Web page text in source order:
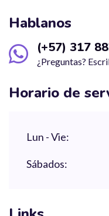
Hablanos
(+57) 317
¿Preguntas?
Horario de
Lun - Vie:
Sábados: